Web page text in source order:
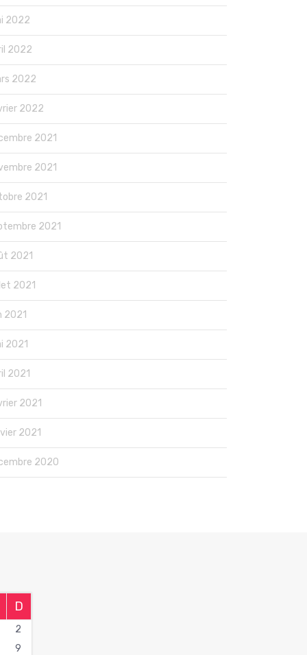
2022
2022
2022
2022
2021
2021
2021
2021
2021
2021
2021
2021
2021
2021
2021
2020
D
2
9